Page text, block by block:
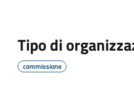
Tipo di
commissione